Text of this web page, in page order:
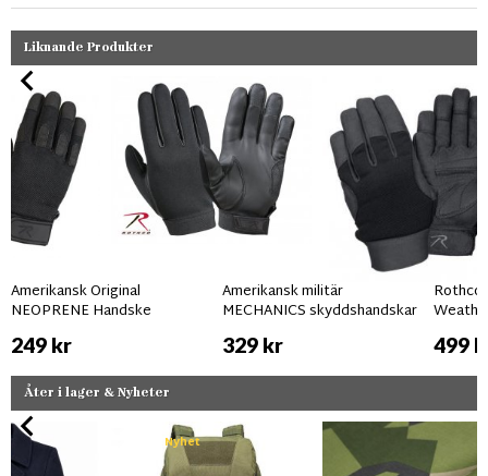
Liknande Produkter
Amerikansk Original
NEOPRENE Handske
249 kr
Amerikansk militär
MECHANICS skyddshandskar
329 kr
Rothco
499
Åter i lager & Nyheter
Nyhet